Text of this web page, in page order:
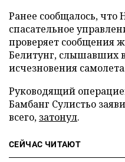
Ранее сообщалось, что
спасательное
проверяет сообщения
Белитунг, слышавших
исчезновения
Руководящий
Бамбанг Сулистьо
всего, затонул.
СЕЙЧАС ЧИТАЮТ